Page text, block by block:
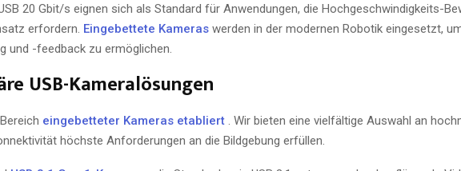
20 Gbit/s eignen sich als Standard für Anwendungen, die Hochgeschwindigkeits-
erfordern. Eingebettete Kameras werden in der modernen Robotik eingesetzt,
und -feedback zu ermöglichen.
USB-Kameralösungen
eingebetteter Kameras etabliert . Wir bieten eine vielfältige Auswahl an
höchste Anforderungen an die Bildgebung erfüllen.